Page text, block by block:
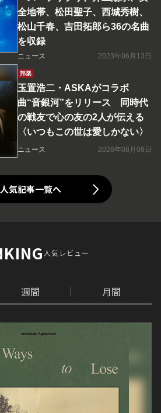
全地帯、松田聖子、西城秀樹、
松山千春、吉田拓郎ら36の名曲
を収録
ニュース 2023年06月13日
邦楽
玉置浩二・ASKAがコラボ
曲“音銀河”をリリース 同時代
の戦友で心の友の2人が伝える
〈いつもこの世は愛しかない〉
ニュース 2026年08月08日
人気記事一覧へ
人気レビュー
週間 月間